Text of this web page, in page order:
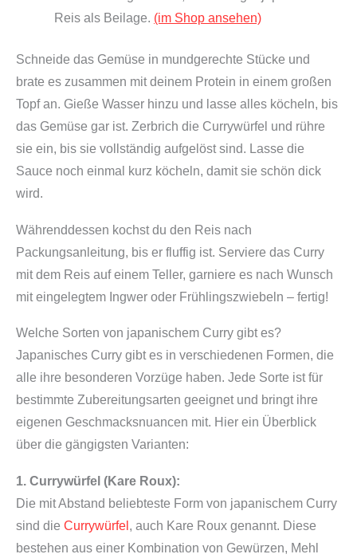
Reis als Beilage. (im Shop ansehen)
Schneide das Gemüse in mundgerechte Stücke und
brate es zusammen mit deinem Protein in einem großen
Topf an. Gieße Wasser hinzu und lasse alles köcheln, bis
das Gemüse gar ist. Zerbrich die Currywürfel und rühre
sie ein, bis sie vollständig aufgelöst sind. Lasse die
Sauce noch einmal kurz köcheln, damit sie schön dick
wird.
Währenddessen kochst du den Reis nach
Packungsanleitung, bis er fluffig ist. Serviere das Curry
mit dem Reis auf einem Teller, garniere es nach Wunsch
mit eingelegtem Ingwer oder Frühlingszwiebeln – fertig!
Welche Sorten von japanischem Curry gibt es?
Japanisches Curry gibt es in verschiedenen Formen, die
alle ihre besonderen Vorzüge haben. Jede Sorte ist für
bestimmte Zubereitungsarten geeignet und bringt ihre
eigenen Geschmacksnuancen mit. Hier ein Überblick
über die gängigsten Varianten:
1. Currywürfel (Kare Roux):
Die mit Abstand beliebteste Form von japanischem Curry
sind die Currywürfel , auch Kare Roux genannt. Diese
bestehen aus einer Kombination von Gewürzen, Mehl